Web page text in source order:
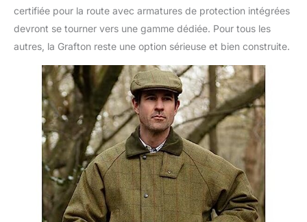
certifiée pour la route avec armatures de protection intégrées
devront se tourner vers une gamme dédiée. Pour tous les
autres, la Grafton reste une option sérieuse et bien construite.